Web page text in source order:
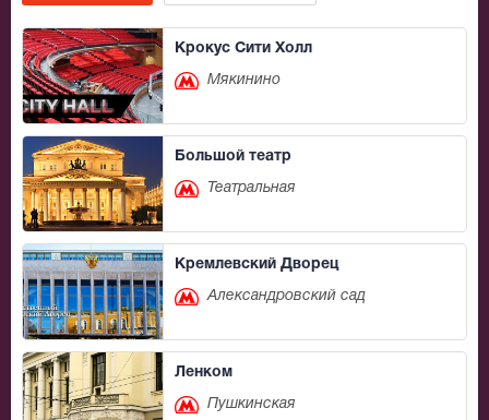
Крокус Сити Холл
Мякинино
Большой театр
Театральная
Кремлевский Дворец
Александровский сад
Ленком
Пушкинская